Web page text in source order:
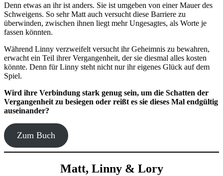
Denn etwas an ihr ist anders. Sie ist umgeben von einer Mauer des
Schweigens. So sehr Matt auch versucht diese Barriere zu
überwinden, zwischen ihnen liegt mehr Ungesagtes, als Worte je
fassen könnten.
Während Linny verzweifelt versucht ihr Geheimnis zu bewahren,
erwacht ein Teil ihrer Vergangenheit, der sie diesmal alles kosten
könnte. Denn für Linny steht nicht nur ihr eigenes Glück auf dem
Spiel.
Wird ihre Verbindung stark genug sein, um die Schatten der
Vergangenheit zu besiegen oder reißt es sie dieses Mal endgültig
auseinander?
Zum Buch
Matt, Linny & Lory